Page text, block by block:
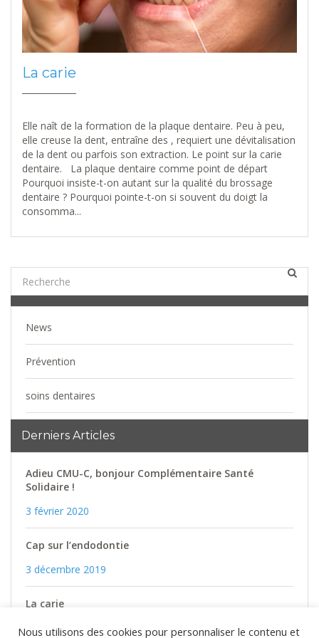
La carie
Elle naît de la formation de la plaque dentaire. Peu à peu,
elle creuse la dent, entraîne des , requiert une dévitalisation
de la dent ou parfois son extraction. Le point sur la carie
dentaire. La plaque dentaire comme point de départ
Pourquoi insiste-t-on autant sur la qualité du brossage
dentaire ? Pourquoi pointe-t-on si souvent du doigt la
consomma...
Catégories
News
Prévention
soins dentaires
Uncategorized
Derniers Articles
Adieu CMU-C, bonjour Complémentaire Santé
Solidaire !
3 février 2020
Cap sur l’endodontie
3 décembre 2019
La carie
3 décembre 2019
Nous utilisons des cookies pour personnaliser le contenu et